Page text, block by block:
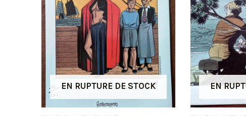
EN RUPTURE DE STOCK EN